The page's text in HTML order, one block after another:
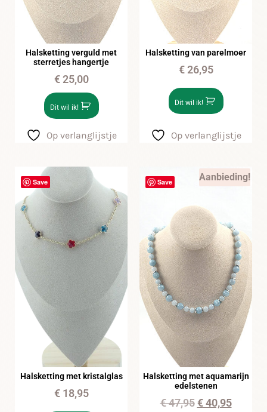
Halsketting verguld met
sterretjes hangertje
€25,00
Dit wil ik!
Op verlanglijstje
Halsketting van parelmoer
€26,95
Dit wil ik!
Op verlanglijstje
Save
Halsketting met kristalglas
€18,95
Save Aanbieding!
Halsketting met aquamarijn
edelstenen
€47,95 €40,95